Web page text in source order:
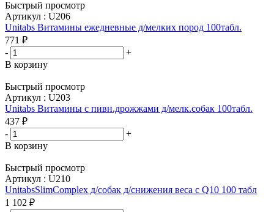
Быстрый просмотр
Артикул : U206
Unitabs Витамины ежедневные д/мелких пород 100табл.
771 ₽
-
+
В корзину
Быстрый просмотр
Артикул : U203
Unitabs Витамины с пивн.дрожжами д/мелк.собак 100табл.
437 ₽
-
+
В корзину
Быстрый просмотр
Артикул : U210
UnitabsSlimComplex д/собак д/снижения веса с Q10 100 табл
1 102 ₽